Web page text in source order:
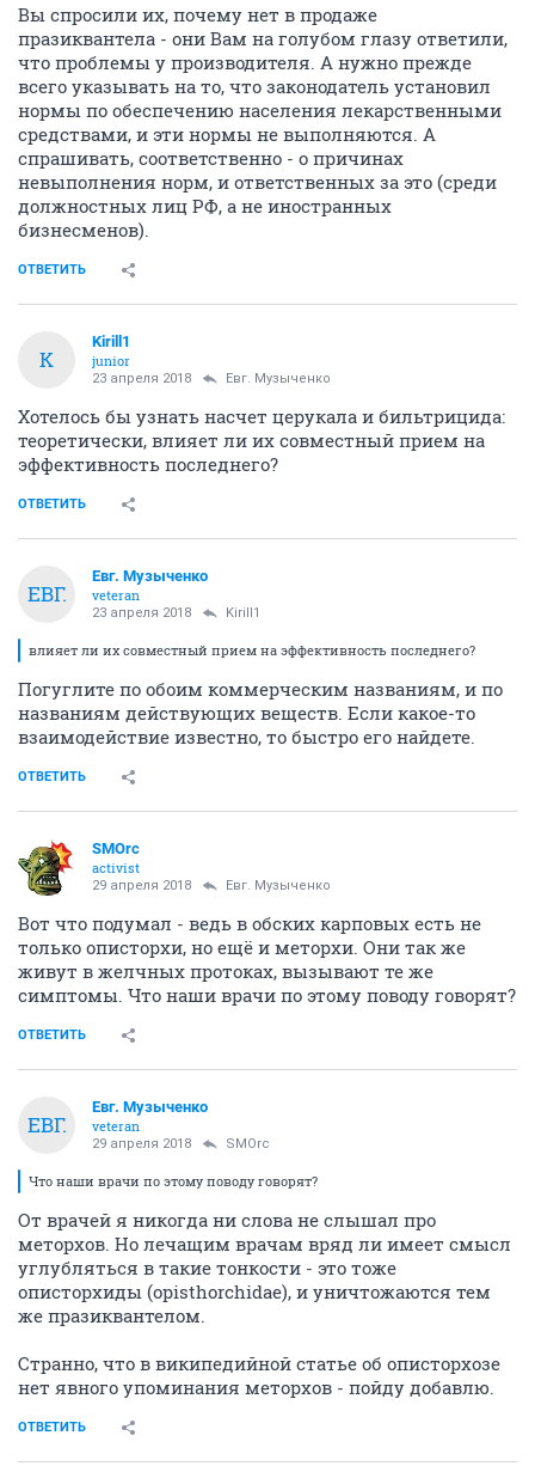
Вы спросили их, почему нет в продаже
празиквантела - они Вам на голубом глазу ответили,
что проблемы у производителя. А нужно прежде
всего указывать на то, что законодатель установил
нормы по обеспечению населения лекарственными
средствами, и эти нормы не выполняются. А
спрашивать, соответственно - о причинах
невыполнения норм, и ответственных за это (среди
должностных лиц РФ, а не иностранных
бизнесменов).
ОТВЕТИТЬ
K
Kirill1
junior
23 апреля 2018 Евг. Музыченко
Хотелось бы узнать насчет церукала и бильтрицида:
теоретически, влияет ли их совместный прием на
эффективность последнего?
ОТВЕТИТЬ
ЕВГ.
Евг. Музыченко
veteran
23 апреля 2018 Kirill1
влияет ли их совместный прием на эффективность последнего?
Погуглите по обоим коммерческим названиям, и по
названиям действующих веществ. Если какое-то
взаимодействие известно, то быстро его найдете.
ОТВЕТИТЬ
SMOrc
activist
29 апреля 2018 Евг. Музыченко
Вот что подумал - ведь в обских карповых есть не
только описторхи, но ещё и меторхи. Они так же
живут в желчных протоках, вызывают те же
симптомы. Что наши врачи по этому поводу говорят?
ОТВЕТИТЬ
ЕВГ.
Евг. Музыченко
veteran
29 апреля 2018 SMOrc
Что наши врачи по этому поводу говорят?
От врачей я никогда ни слова не слышал про
меторхов. Но лечащим врачам вряд ли имеет смысл
углубляться в такие тонкости - это тоже
описторхиды (opisthorchidae), и уничтожаются тем
же празиквантелом.
Странно, что в википедийной статье об описторхозе
нет явного упоминания меторхов - пойду добавлю.
ОТВЕТИТЬ